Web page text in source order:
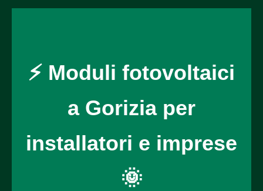
⚡ Moduli fotovoltaici
a Gorizia per
installatori e imprese
🌞